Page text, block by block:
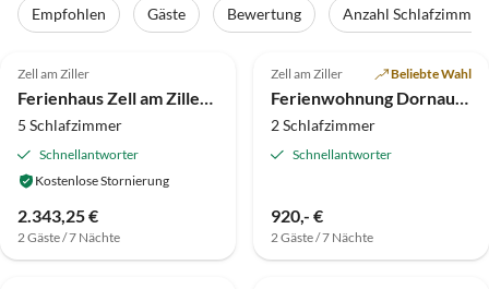
Empfohlen Gäste Bewertung
Anzahl Schlafzimmer
Zell am Ziller
Ferienhaus Zell am Ziller Skilift
5 Schlafzimmer
Schnellantworter
Kostenlose Stornierung
2.343,25 €
2 Gäste / 7 Nächte
Zell am Ziller Beliebte Wahl
Ferienwohnung Dornauer
2 Schlafzimmer
Schnellantworter
920,- €
2 Gäste / 7 Nächte
Top-Inserat
5.0 (4) 5.0 (4)